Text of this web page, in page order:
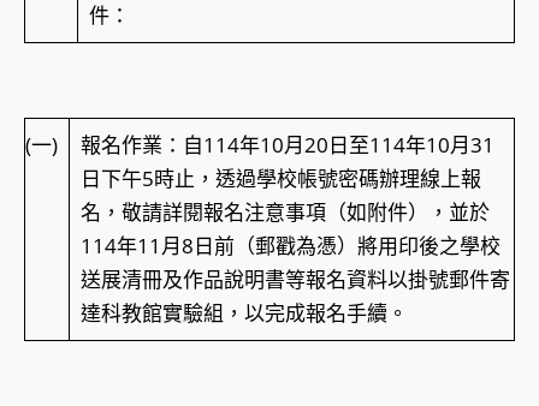
件：
(一)
報名作業：自114年10月20日至114年10月31
日下午5時止，透過學校帳號密碼辦理線上報
名，敬請詳閱報名注意事項（如附件），並於
114年11月8日前（郵戳為憑）將用印後之學校
送展清冊及作品說明書等報名資料以掛號郵件寄
達科教館實驗組，以完成報名手續。